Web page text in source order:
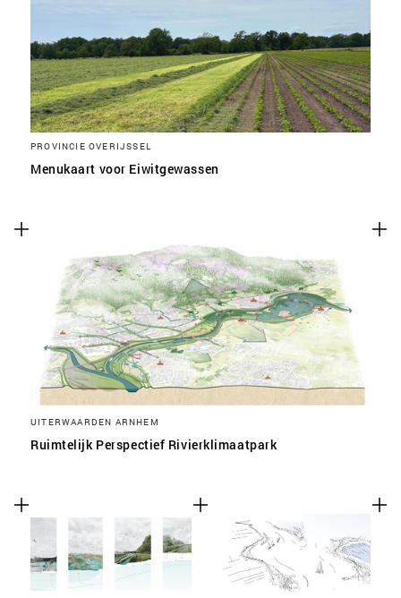
PROVINCIE OVERIJSSEL
Menukaart voor Eiwitgewassen
UITERWAARDEN ARNHEM
Ruimtelijk Perspectief Rivierklimaatpark
SLA VOORKEUREN OP